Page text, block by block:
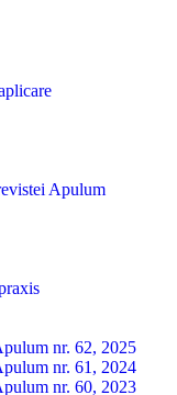
Apulum
nr. 62, 2025
nr. 61, 2024
nr. 60, 2023